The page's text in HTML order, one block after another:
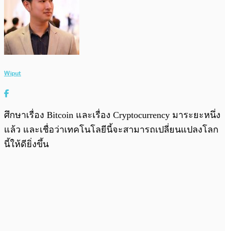
Wiput
ศึกษาเรื่อง Bitcoin และเรื่อง Cryptocurrency มาระยะหนึ่ง
แล้ว และเชื่อว่าเทคโนโลยีนี้จะสามารถเปลี่ยนแปลงโลก
นี้ให้ดียิ่งขึ้น